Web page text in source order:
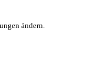
ändern.